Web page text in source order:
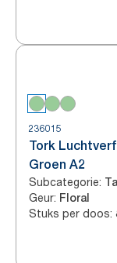
236015
Tork
Groen A2
Subcategorie:
Geur: Floral
Stuks per doos: